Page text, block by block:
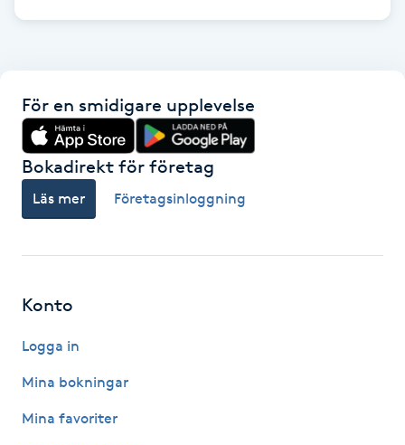
Gruppträning
Gua Sha-massage
H
Headspa
Herrklippning
För en smidigare upplevelse
Bokadirekt för företag
Läs mer Företagsinloggning
Konto
Logga in
Mina bokningar
Mina favoriter